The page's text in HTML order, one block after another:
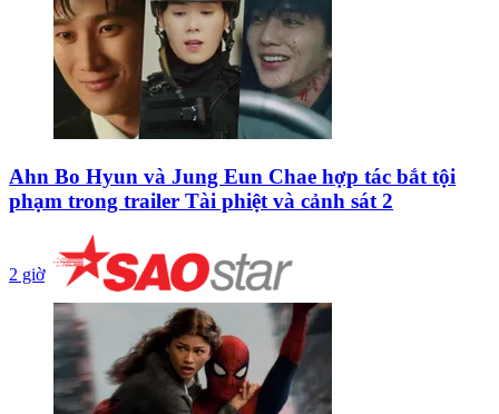
Ahn Bo Hyun và Jung Eun Chae hợp tác bắt tội
phạm trong trailer Tài phiệt và cảnh sát 2
2 giờ